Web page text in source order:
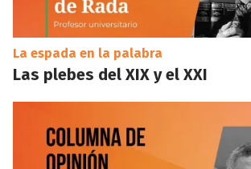
La espada en la palabra
Las plebes del XIX y el XXI